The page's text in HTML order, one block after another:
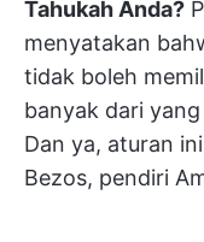
Tahukah Anda?
menyatakan
tidak boleh
banyak dari
Dan ya, aturan
Bezos, pendiri